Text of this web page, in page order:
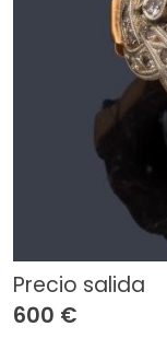
Precio salida
600 €